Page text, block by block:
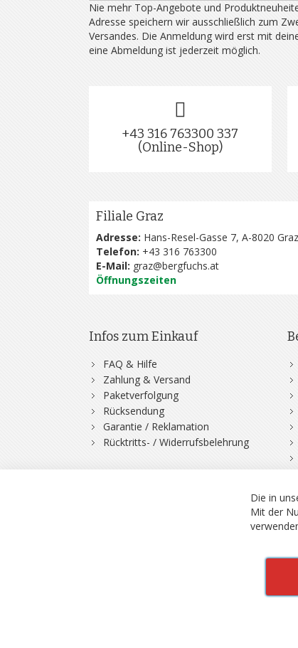
Nie mehr Top-Angebote und
Adresse speichern wir ausschließlich zum
Versandes. Die Anmeldung wird erst mit
eine Abmeldung ist jederzeit möglich.
+43 316 763300 337
(Online-Shop)
Filiale Graz
Adresse: Hans-Resel-Gasse 7, A-8020
Telefon: +43 316 763300
E-Mail: graz@bergfuchs.at
Öffnungszeiten
Infos zum Einkauf
FAQ & Hilfe
Zahlung & Versand
Paketverfolgung
Rücksendung
Garantie / Reklamation
Rücktritts- / Widerrufsbelehrung
Vertrag
Alle Preise